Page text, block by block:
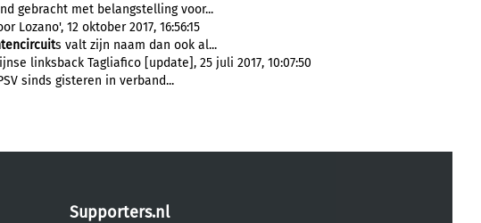
gebracht met belangstelling voor...
Lozano', 12 oktober 2017, 16:56:15
s valt zijn naam dan ook al...
linksback Tagliafico [update], 25 juli 2017, 10:07:50
sinds gisteren in verband...
Supporters.nl